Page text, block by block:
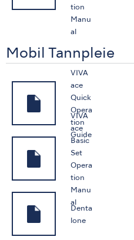
tion
Manu
al
Mobil Tannpleie
VIVA
ace
Quick
Opera
tion
Guide
VIVA
ace
Basic
Set
Opera
tion
Manu
al
Denta
lone